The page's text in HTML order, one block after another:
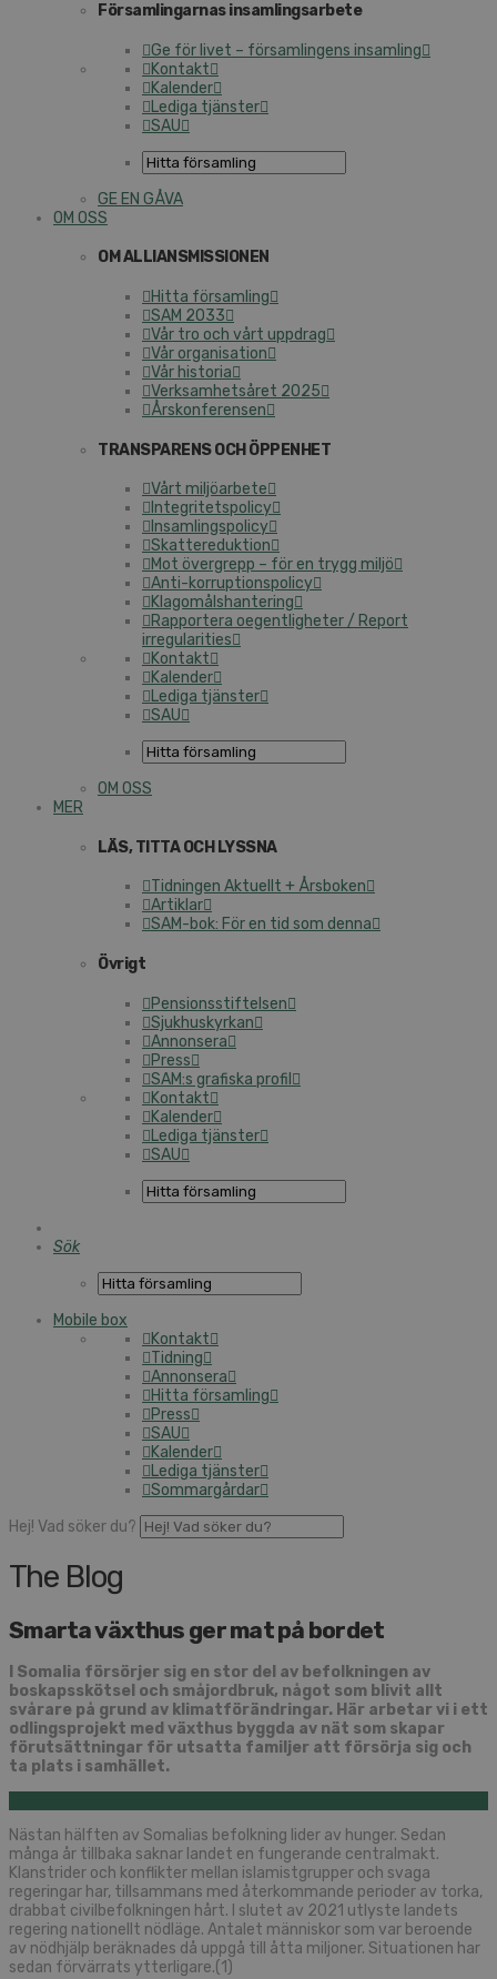
Församlingarnas insamlingsarbete
Ge för livet – församlingens insamling
Kontakt
Kalender
Lediga tjänster
SAU
GE EN GÅVA
OM OSS
OM ALLIANSMISSIONEN
Hitta församling
SAM 2033
Vår tro och vårt uppdrag
Vår organisation
Vår historia
Verksamhetsåret 2025
Årskonferensen
TRANSPARENS OCH ÖPPENHET
Vårt miljöarbete
Integritetspolicy
Insamlingspolicy
Skattereduktion
Mot övergrepp – för en trygg miljö
Anti-korruptionspolicy
Klagomålshantering
Rapportera oegentligheter / Report
irregularities
Kontakt
Kalender
Lediga tjänster
SAU
OM OSS
MER
LÄS, TITTA OCH LYSSNA
Tidningen Aktuellt + Årsboken
Artiklar
SAM-bok: För en tid som denna
Övrigt
Pensionsstiftelsen
Sjukhuskyrkan
Annonsera
Press
SAM:s grafiska profil
Kontakt
Kalender
Lediga tjänster
SAU
Sök
Mobile box
Kontakt
Tidning
Annonsera
Hitta församling
Press
SAU
Kalender
Lediga tjänster
Sommargårdar
Hej! Vad söker du?
The Blog
Smarta växthus ger mat på bordet
I Somalia försörjer sig en stor del av befolkningen av
boskapsskötsel och småjordbruk, något som blivit allt
svårare på grund av klimatförändringar. Här arbetar vi i ett
odlingsprojekt med växthus byggda av nät som skapar
förutsättningar för utsatta familjer att försörja sig och
ta plats i samhället.
Nästan hälften av Somalias befolkning lider av hunger. Sedan
många år tillbaka saknar landet en fungerande centralmakt.
Klanstrider och konflikter mellan islamistgrupper och svaga
regeringar har, tillsammans med återkommande perioder av torka,
drabbat civilbefolkningen hårt. I slutet av 2021 utlyste landets
regering nationellt nödläge. Antalet människor som var beroende
av nödhjälp beräknades då uppgå till åtta miljoner. Situationen har
sedan förvärrats ytterligare.(1)